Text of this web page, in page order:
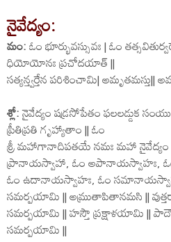
నైవేద్యం:
మం:ఓం భూర్భువస్సువః | ఓం
ధియోయోనః ప్రచోదయాత్ ||
సత్యన్త్వర్తేన పరిశించామి| అమృతమస్తు||
శ్లో:నైవేద్యం షడ్రసోపేతం ఫలలడ్డుక
ప్రీతిప్రతి గృహ్యాతాం || ఓం
శ్రీ మహాగానాదిపతయే నమః మహా
ప్రానాయస్వాహా, ఓం అపానాయస్వాహః,
ఓం ఉదానాయస్వాహః, ఓం
సమర్పయామి || అమ్రుతాపితానమసి ||
సమర్పయామి || హస్తౌ ప్రక్షాళయామి ||
సమర్పయామి ||